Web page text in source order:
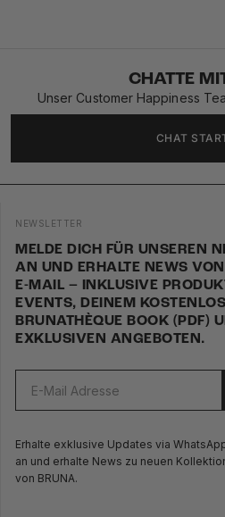
CHATTE
Unser Customer Happiness
CHAT
NEWSLETTER
MELDE DICH FÜR UNSEREN
AN UND ERHALTE NEWS
E-MAIL – INKLUSIVE
EVENTS, DEINEM
BRUNATHÈQUE BOOK (PDF)
EXKLUSIVEN ANGEBOTEN.
Erhalte exklusive Updates via
an und erhalte News zu neuen
von BRUNA.